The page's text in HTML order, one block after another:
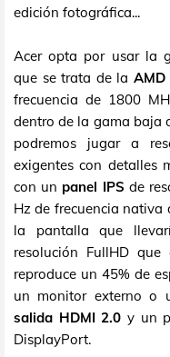
edición fotográfica...
Acer opta por usar la
que se trata de la AMD
frecuencia de 1800
dentro de la gama baja
podremos jugar a
exigentes con detalles
con un panel IPS de
Hz de frecuencia nativa
la pantalla que
resolución FullHD
reproduce un 45% de
un monitor externo o
salida HDMI 2.0 y un
DisplayPort.